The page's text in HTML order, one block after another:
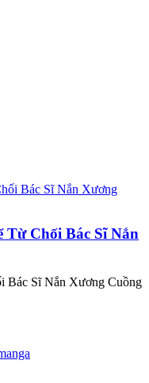
Từ Chối Bác Sĩ Nắn
Bác Sĩ Nắn Xương Cuồng